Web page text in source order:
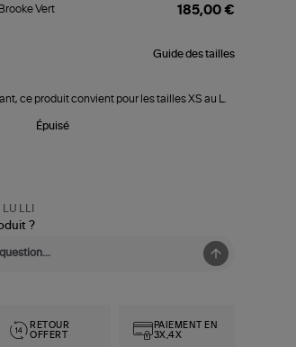
Vert 185,00 €
Guide des tailles
ce produit convient pour les tailles XS au L.
Épuisé
?
RETOUR
OFFERT
PAIEMENT EN
3X,4X